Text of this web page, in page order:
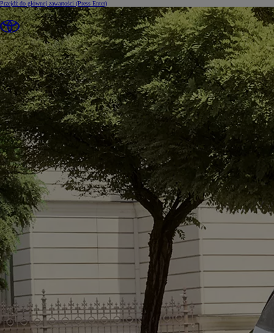
Przejdź do głównej zawartości (Press Enter)